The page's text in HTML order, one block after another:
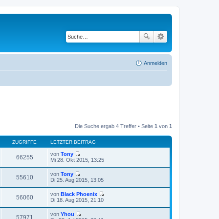
Anmelden
Die Suche ergab 4 Treffer • Seite 1 von 1
ZUGRIFFE LETZTER BEITRAG
66255 von Tony
N
s
t
e
r
i
Mi 28. Okt 2015, 13:25
55610 von Tony
N
e
s
t
e
Di 25. Aug 2015, 13:05
56060 von Black Phoenix
Di 18. Aug 2015, 21:10
57971 von Yhou